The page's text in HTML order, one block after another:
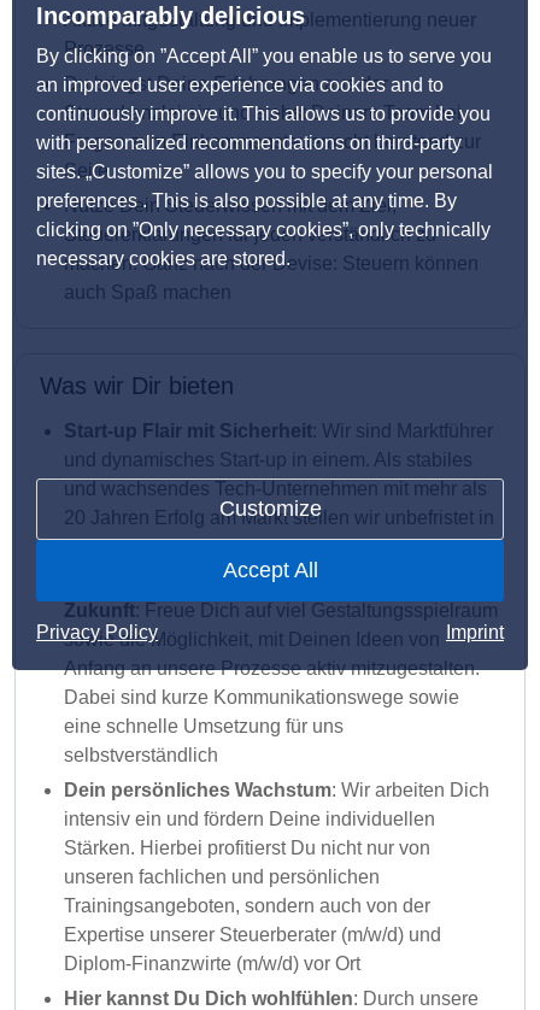
Incomparably delicious
By clicking on ”Accept All” you enable us to serve you
an improved user experience via cookies and to
continuously improve it. This allows us to provide you
with personalized recommendations on third-party
sites. „Customize” allows you to specify your personal
preferences . This is also possible at any time. By
clicking on ”Only necessary cookies”, only technically
necessary cookies are stored.
Customize
Accept All
Privacy Policy Imprint
Aktive Mitgestaltung und Implementierung neuer
Prozesse
Du bringst Deine Erfahrungen aus der
Steuerkanzlei ein und stehst Deinem Team bei
Fragen zum Einkommensteuerrecht beratend zur
Seite
Nutze Dein Steuerwissen mit dem Ziel,
Steuererklärungen für jeden verständlich zu
machen. Ganz nach der Devise: Steuern können
auch Spaß machen
Was wir Dir bieten
Start-up Flair mit Sicherheit: Wir sind Marktführer
und dynamisches Start-up in einem. Als stabiles
und wachsendes Tech-Unternehmen mit mehr als
20 Jahren Erfolg am Markt stellen wir unbefristet in
Festanstellung ein
Entwickle mit uns die Steuererklärung der
Zukunft: Freue Dich auf viel Gestaltungsspielraum
sowie die Möglichkeit, mit Deinen Ideen von
Anfang an unsere Prozesse aktiv mitzugestalten.
Dabei sind kurze Kommunikationswege sowie
eine schnelle Umsetzung für uns
selbstverständlich
Dein persönliches Wachstum: Wir arbeiten Dich
intensiv ein und fördern Deine individuellen
Stärken. Hierbei profitierst Du nicht nur von
unseren fachlichen und persönlichen
Trainingsangeboten, sondern auch von der
Expertise unserer Steuerberater (m/w/d) und
Diplom-Finanzwirte (m/w/d) vor Ort
Hier kannst Du Dich wohlfühlen: Durch unsere